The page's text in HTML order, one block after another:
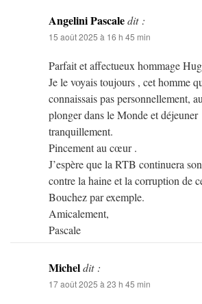
Angelini Pascaledit :
15 août 2025 à 16 h 45 min
Parfait et affectueux hommage
Je le voyais toujours , cet homme
connaissais pas personnellement,
plonger dans le Monde et déjeuner
tranquillement.
Pincement au cœur .
J’espère que la RTB continuera
contre la haine et la corruption de
Bouchez par exemple.
Amicalement,
Pascale
Micheldit :
17 août 2025 à 23 h 45 min